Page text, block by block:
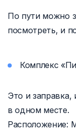
По пути можно
посмотреть, и
Комплекс
Это и заправка,
в одном месте.
Расположение: